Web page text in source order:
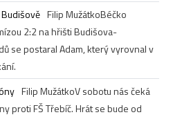
Filip MužátkoBéčko
2:2 na hřišti Budišova-
se postaral Adam, který vyrovnal v
Filip MužátkoV sobotu nás čeká
proti FŠ Třebíč. Hrát se bude od